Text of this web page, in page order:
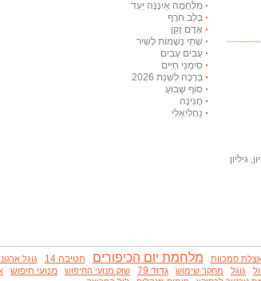
גיליון
מִלְחָמָה אֵינֶנָּה יַעַד
בְּלֵב חֹרֶף
אָדָם זָקֵן
שְׁתֵּי נְשָׁמוֹת לָשִׁיר
עָבִים עָבִים
סִימָנֵי חַיִּים
בְּרָכָה לִשְׁנַת 2026
סוֹף שָׁבוּעַ
חֲנִינָה
נַחְלִיאֵלִי
סמכוות מלחמת יום הכיפורים חטיבה 14 גוגל ארגוני
גוגל מחקר שימוש גדוד 79 שוק מנועי החיפוש מנועי חיפוש